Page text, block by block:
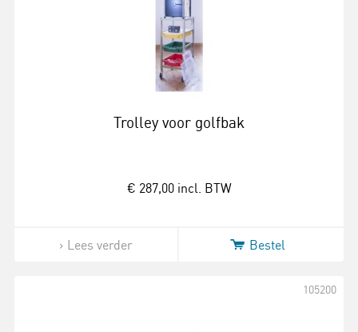
Trolley voor golfbak
€ 287,00 incl. BTW
Lees verder Bestel
105200